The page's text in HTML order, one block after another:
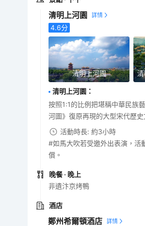
清明上河園
4.6分
清明上河園
清明上河園 ：
按照1:1的比例把堪稱中華民族
河圖》復原再現的大型宋代歷
活動時長: 約3小時
#如馬大吹若受邀外出表演，活
償。
晚餐 · 晚上
非遺汴京烤鴨
酒店
鄭州希爾頓酒店